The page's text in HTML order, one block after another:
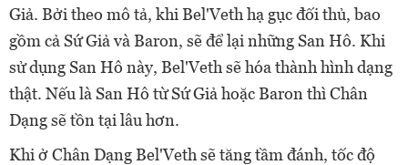
Giả. Bởi theo mô tả, khi Bel'Veth hạ gục đối thủ, bao
gồm cả Sứ Giả và Baron, sẽ để lại những San Hô. Khi
sử dụng San Hô này, Bel'Veth sẽ hóa thành hình dạng
thật. Nếu là San Hô từ Sứ Giả hoặc Baron thì Chân
Dạng sẽ tồn tại lâu hơn.
Khi ở Chân Dạng Bel'Veth sẽ tăng tầm đánh, tốc độ